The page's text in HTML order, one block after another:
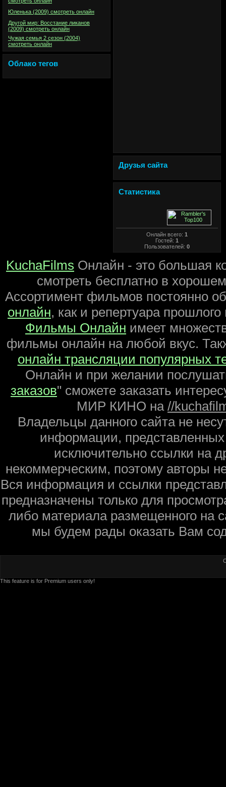
Юленька (2009) смотреть онлайн
Другой мир: Восстание ликанов
(2009) смотреть онлайн
Чужая семья 2 сезон (2004)
смотреть онлайн
Облако тегов
Друзья сайта
Статистика
Онлайн всего: 1
Гостей: 1
Пользователей: 0
KuchaFilms Онлайн - это большая
смотреть бесплатно в
Ассортимент фильмов постоянно
онлайн, как и репертуара
Фильмы Онлайн имеет
фильмы онлайн на любой вкус.
онлайн трансляции популярных
Онлайн и при желании
заказов" сможете заказать
МИР КИНО на //
Владельцы данного сайта не
информации,
исключительно ссылки на
некоммерческим, поэтому авторы
Вся информация и ссылки
предназначены только для
либо материала размещенного на
мы будем рады оказать Вам
This feature is for Premium users only!